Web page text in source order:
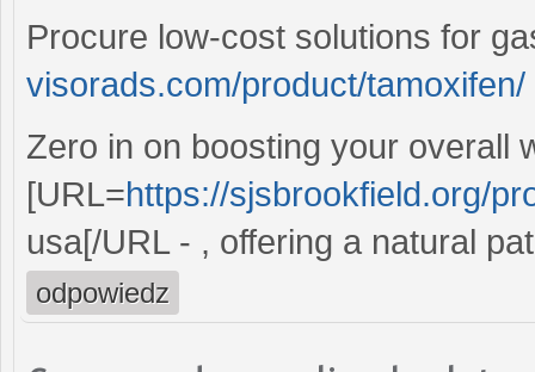
Procure low-cost solutions for
visorads.com/product/tamoxifen/
Zero in on boosting your overall
[URL=https://sjsbrookfield.org/
usa[/URL - , offering a natural
odpowiedz